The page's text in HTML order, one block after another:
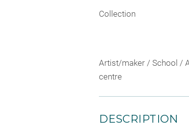
Collection
Artist/maker / School /
centre
DESCRIPTION